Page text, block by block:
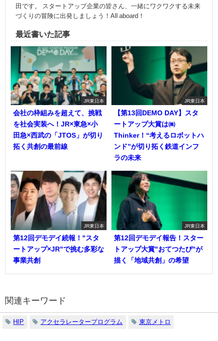
田です。 スタートアップ企業の皆さん、一緒にワクワクする未来
づくりの冒険に出発しましょう！All aboard！
最近書いた記事
JR東日本
会社の枠組みを超えて、挑戦
を社会実装へ！JR×東急×小
田急×西武の「JTOS」が切り
拓く共創の最前線
JR東日本
【第13回DEMO DAY】スタ
ートアップ大賞は㈱
Thinker！“考えるロボットハ
ンド”が切り拓く鉄道インフ
ラの未来
JR東日本
第12回デモデイ続報！"スタ
ートアップ×JR"で挑む多彩な
事業共創
JR東日本
第12回デモデイ報告！スター
トアップ大賞"おてつたび"が
描く「地域共創」の希望
関連キーワード
HIP アクセラレータープログラム 東京メトロ